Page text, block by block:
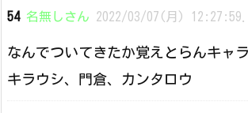
54 名無しさん 2022/03/07(月)
なんでついてきたか覚えとらんキャラ
キラウシ、門倉、カンタロウ